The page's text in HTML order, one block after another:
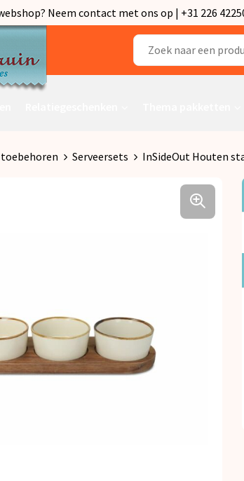
Neem contact met ons op | +31 226
Serveersets InSideOut Houten